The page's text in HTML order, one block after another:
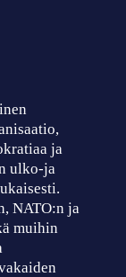
ja
ulko-ja
NATO:n ja
muihin